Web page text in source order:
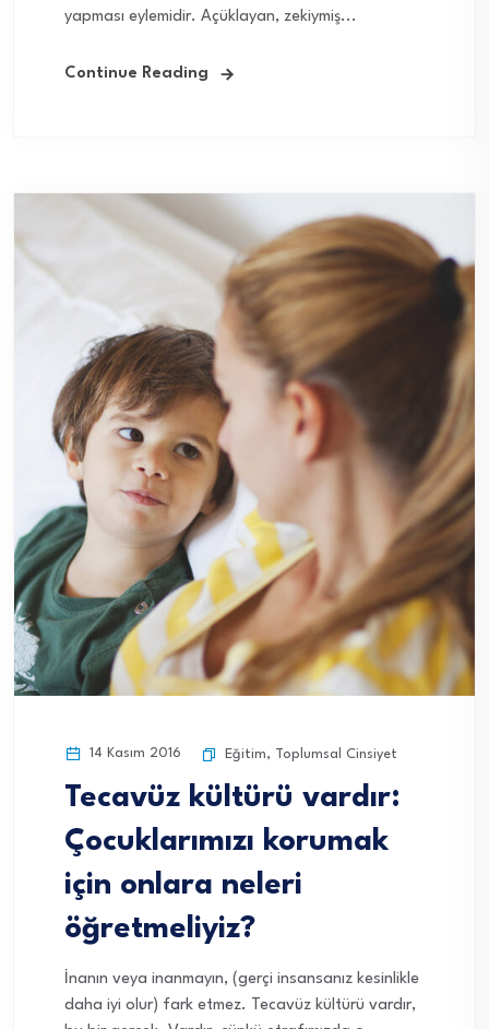
yapması eylemidir. Açüklayan, zekiymiş...
Continue Reading
14 Kasım 2016 Eğitim, Toplumsal Cinsiyet
Tecavüz kültürü vardır:
Çocuklarımızı korumak
için onlara neleri
öğretmeliyiz?
İnanın veya inanmayın, (gerçi insansanız kesinlikle
daha iyi olur) fark etmez. Tecavüz kültürü vardır,